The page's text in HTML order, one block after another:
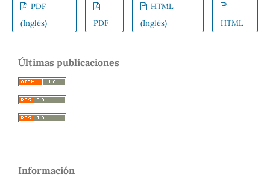
PDF
(Inglés)
PDF
HTML
(Inglés)
HTML
Últimas publicaciones
Información